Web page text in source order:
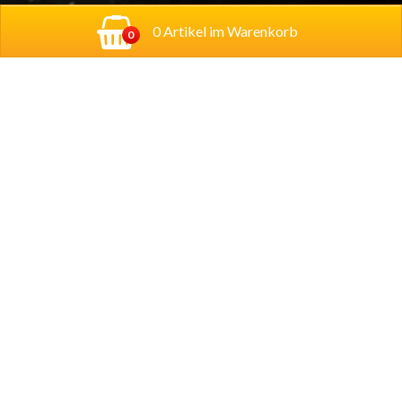
0 0 Artikel im Warenkorb